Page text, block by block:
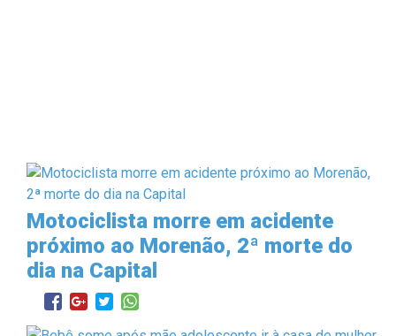
Motociclista morre em acidente
próximo ao Morenão, 2ª morte do
dia na Capital